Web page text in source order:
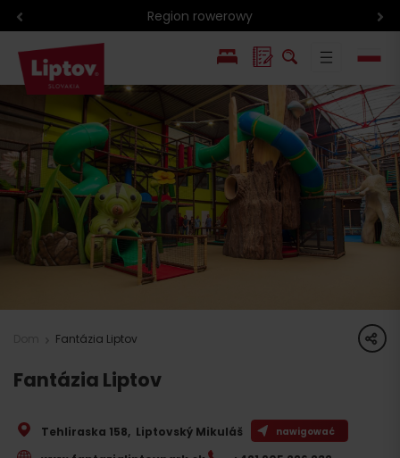
Region rowerowy
EN
SK
Fantázia Liptov share
Fantázia Liptov
Tehliraska 158, Liptovský Mikuláš nawigować